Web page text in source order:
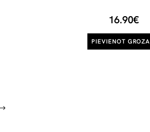
16.90€
PIEVIENOT